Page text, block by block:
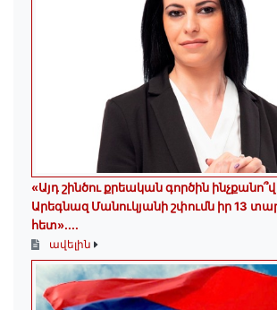
«Այդ շինծու քրեական գործին
Արեգնազ Մանուկյանի շփումն իր 13
հետ»․...
ավելին